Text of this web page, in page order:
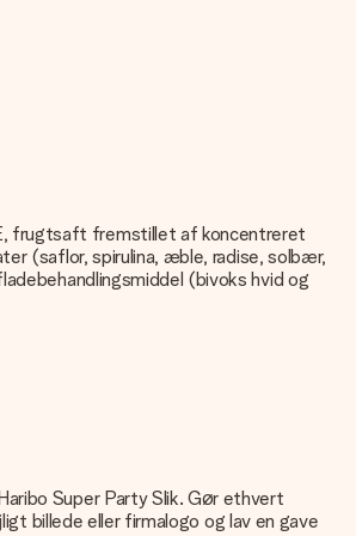
frugtsaft fremstillet af koncentreret
(saflor, spirulina, æble, radise, solbær,
(bivoks hvid og
Super Party Slik. Gør ethvert
billede eller firmalogo og lav en gave